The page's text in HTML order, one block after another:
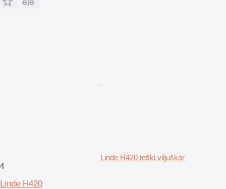
Linde H420 teški viljuškar
4
Linde H420